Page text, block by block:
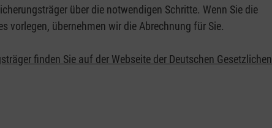
über die notwendigen Schritte. Wenn Sie die
vorlegen, übernehmen wir die Abrechnung für Sie.
finden Sie auf der Webseite der Deutschen Gesetzlichen